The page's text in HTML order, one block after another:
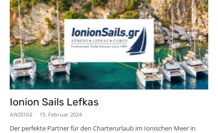
Ionion Sails Lefkas
ANZEIGE - 15. Februar 2024
Der perfekte Partner für den Charterurlaub im Ionischen Meer in